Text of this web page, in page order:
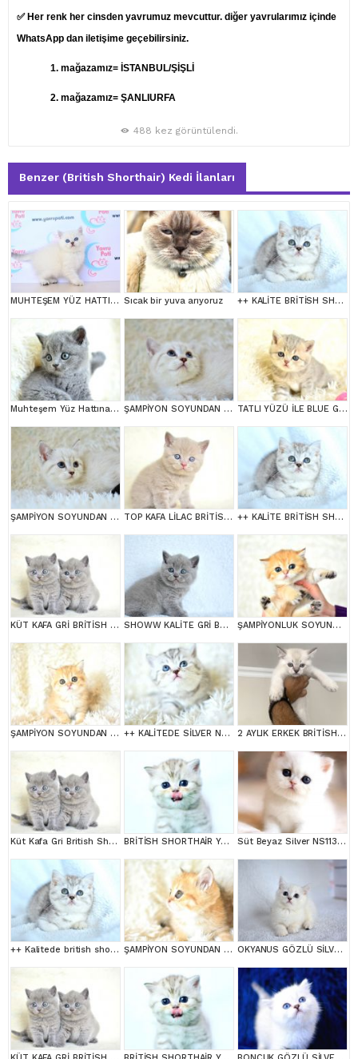
✅ Her renk her cinsden yavrumuz mevcuttur. diğer yavrularımız içinde
WhatsApp dan iletişime geçebilirsiniz.
1. mağazamız= İSTANBUL/ŞİŞLİ
2. mağazamız= ŞANLIURFA
488 kez görüntülendi.
Benzer (British Shorthair) Kedi İlanları
MUHTEŞEM YÜZ HATTI SİLVER BRİTİSH SHORTHAİRNS1133 Sıcak bir yuva arıyoruz ++ KALİTE BRİTİSH SHORTHAİR
Muhteşem Yüz Hattına Sahip gri british shorthair ŞAMPİYON SOYUNDAN LYNX BRİTİSH SHORTHAİR TATLI YÜZÜ İLE BLUE GOLDEN BRİTİSH SHORTHAİR
ŞAMPİYON SOYUNDAN LYNX BRİTİSH SHORTHAİR TOP KAFA LİLAC BRİTİSH SHORTHAİR YAVRULARIMIZ ++ KALİTE BRİTİSH SHORTHAİR
KÜT KAFA GRİ BRİTİSH SHORTHAİR YAVRULARIMIZ SHOWW KALİTE GRİ BRİTİSH SHORTHAİR YAVRUMUZ ŞAMPİYONLUK SOYUNDAN NY11 GOLDEN BRİTİSH SHORTHAİR
ŞAMPİYON SOYUNDAN GOLDEN NY11 BRİTİSH SHORTHAİR YAVRUMUZ erkek ++ KALİTEDE SİLVER NS24 BRİTİSH SHORTHAİR 2 AYLIK ERKEK BRİTİSH SHORT HAİR
Küt Kafa Gri British Shorthair BRİTİSH SHORTHAİR YAVRUMUZ Süt Beyaz Silver NS1133 British Shorthair
++ Kalitede british shorthair ŞAMPİYON SOYUNDAN GOLDEN NY11 BRİTİSH SHORTHAİR YAVRUMUZ erkek OKYANUS GÖZLÜ SİLVER POİNT BRİTİSH SHORTHAİR YAVRUMUZ